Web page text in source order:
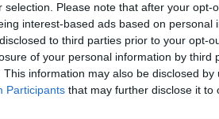
selection. Please note that after your opt-
interest-based ads based on personal
to third parties prior to your opt-
of your personal information by third
This information may also be disclosed
Participants that may further disclose it to